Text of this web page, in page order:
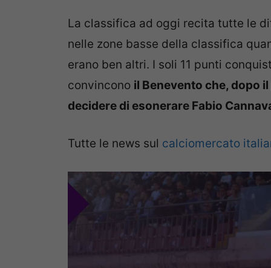
La classifica ad oggi recita tutte le
nelle zone basse della classifica
erano ben altri. I soli 11 punti
convincono il Benevento che, dopo
decidere di esonerare Fabio
Tutte le news sul calciomercato